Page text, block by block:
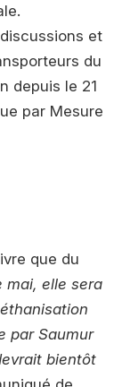
et
du
depuis le 21
par Mesure
que du
mai, elle sera
par Saumur
bientôt